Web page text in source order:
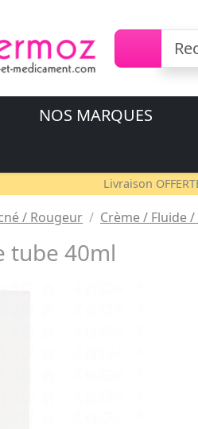
NOS MARQUES
Livraison
/ Rougeur Crème / Fluide
tube 40ml